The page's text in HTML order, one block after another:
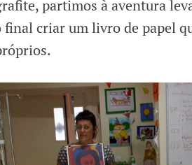
partimos à aventura
criar um livro de papel